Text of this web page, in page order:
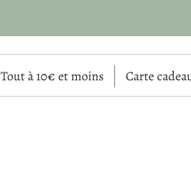
Tout à 10€ et moins Carte